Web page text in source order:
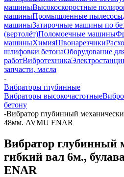
машиныВысокоскоростные
машиныПромышленные пылесосы
машиныЗатирочные машины по
(вертолёт)Поломоечные машины
машиныХимияШвонарезчики
шлифовки бетонаОборудование
работВибротехника
запчасти, масла
-
Вибраторы глубинные
Вибраторы высокочастотные
бетону
-Вибратор глубинный
48мм. AVMU ENAR
Вибратор глубинный
гибкий вал 6м.,
ENAR